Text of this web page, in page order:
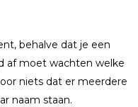
behalve dat je een
af moet wachten welke
niets dat er meerdere
naam staan.